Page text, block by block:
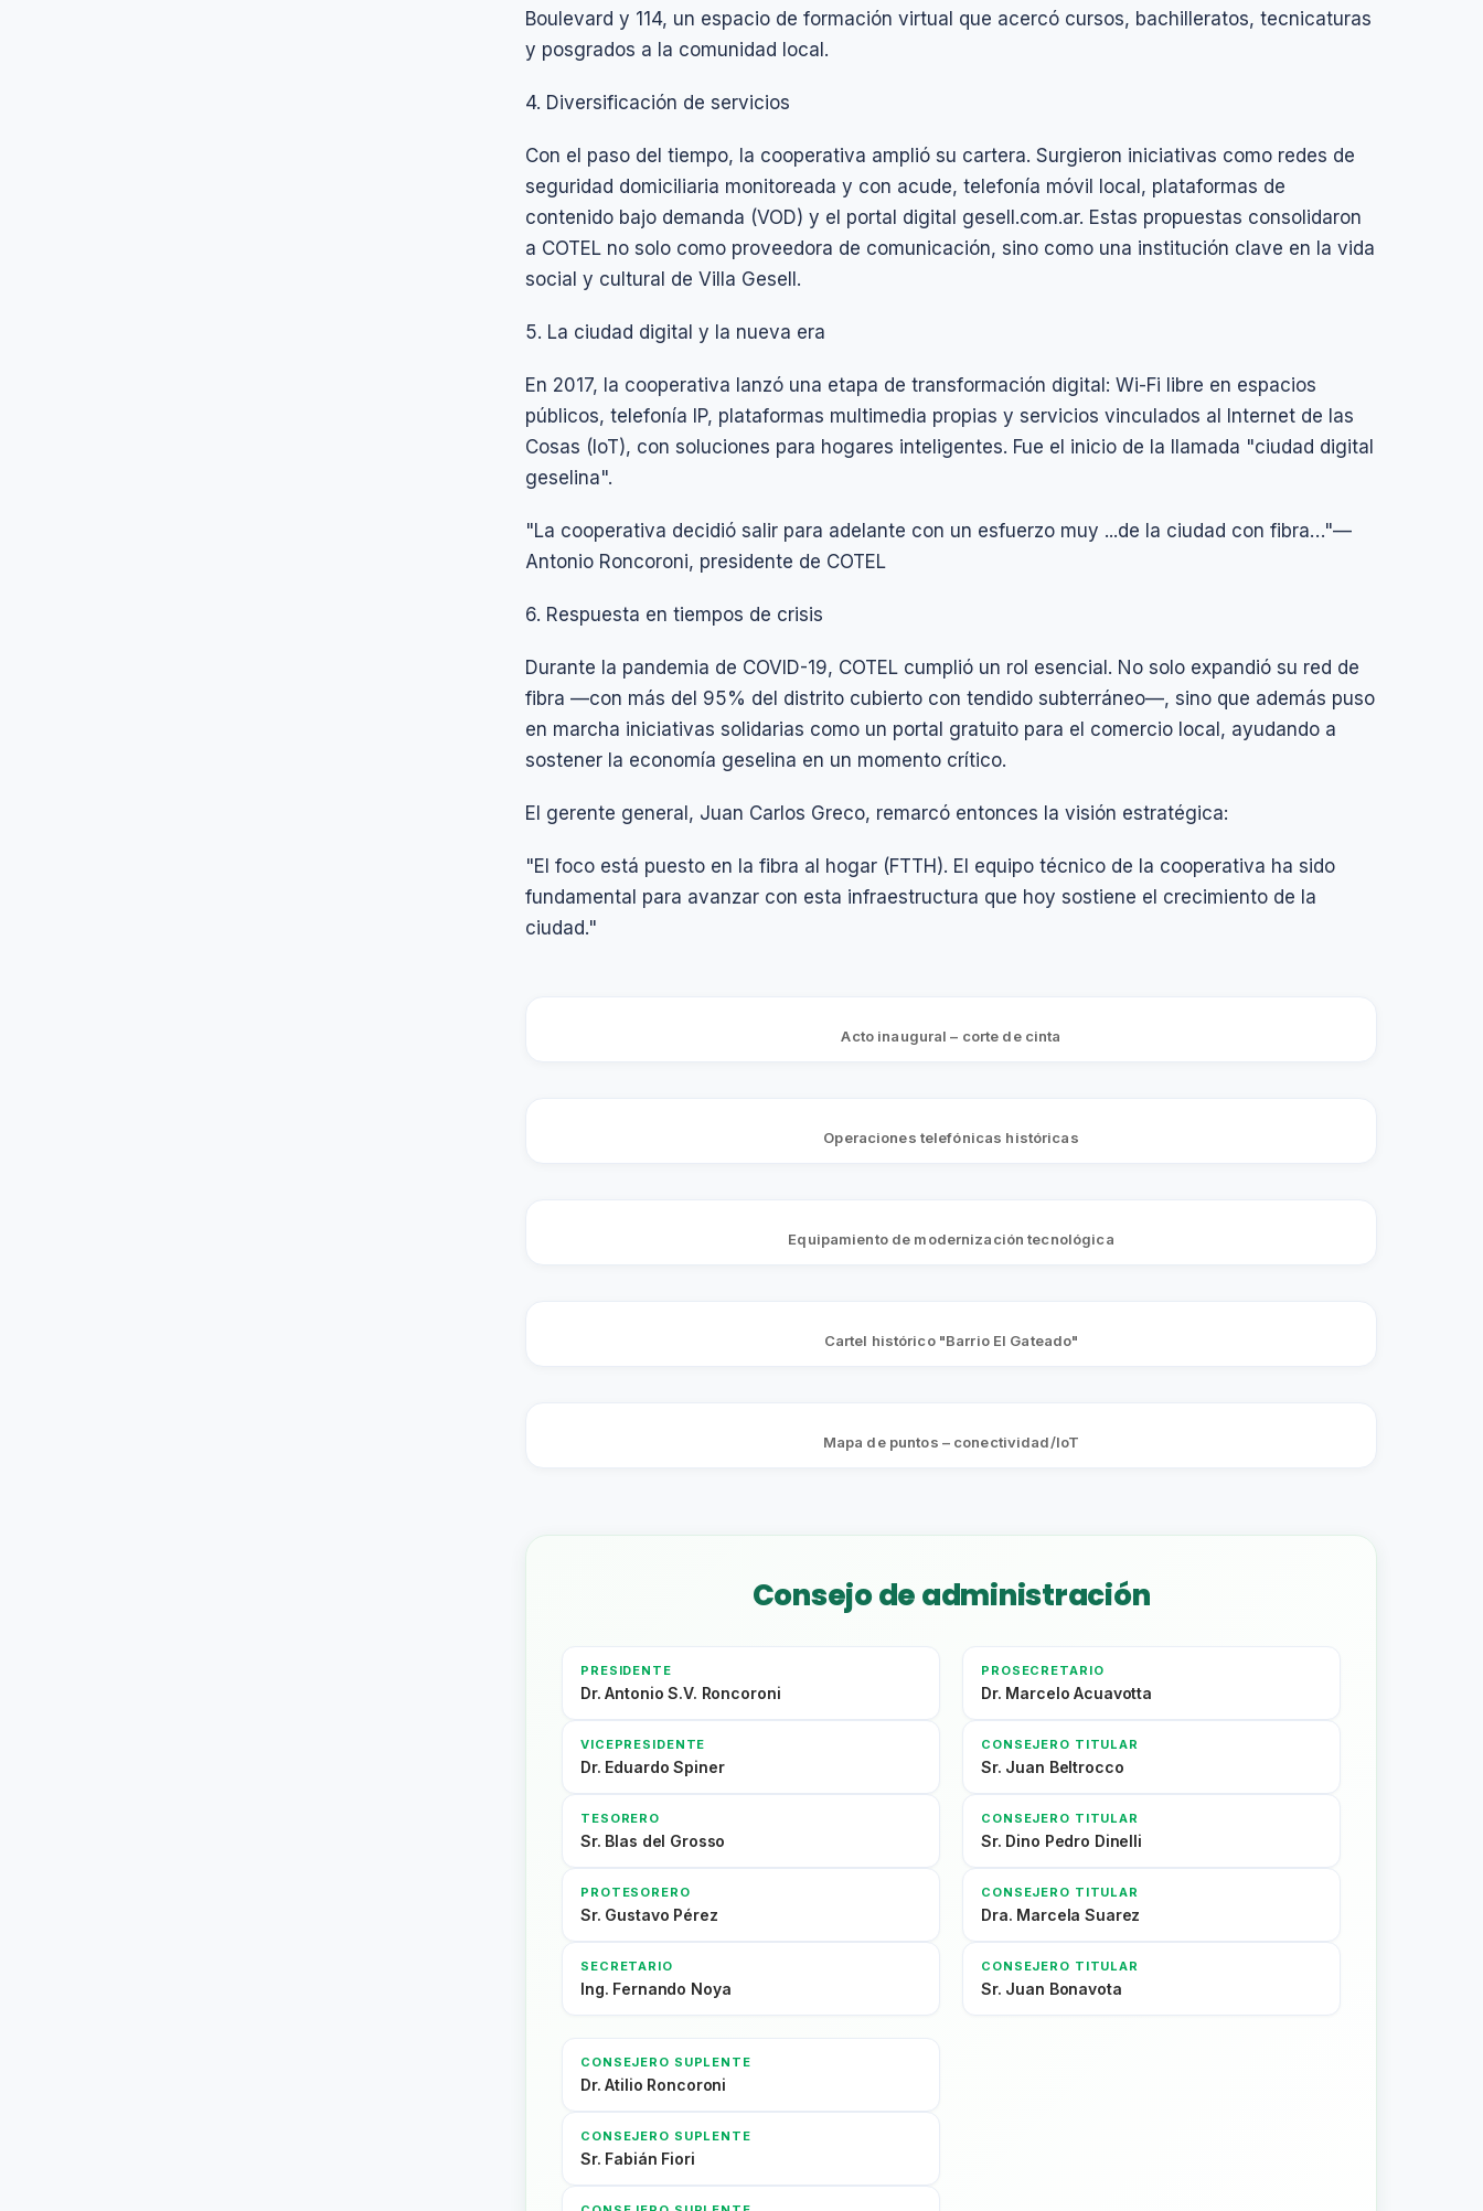
Boulevard y 114, un espacio de formación virtual que acercó cursos, bachilleratos, tecnicaturas
y posgrados a la comunidad local.
4. Diversificación de servicios
Con el paso del tiempo, la cooperativa amplió su cartera. Surgieron iniciativas como redes de
seguridad domiciliaria monitoreada y con acude, telefonía móvil local, plataformas de
contenido bajo demanda (VOD) y el portal digital gesell.com.ar. Estas propuestas consolidaron
a COTEL no solo como proveedora de comunicación, sino como una institución clave en la vida
social y cultural de Villa Gesell.
5. La ciudad digital y la nueva era
En 2017, la cooperativa lanzó una etapa de transformación digital: Wi-Fi libre en espacios
públicos, telefonía IP, plataformas multimedia propias y servicios vinculados al Internet de las
Cosas (IoT), con soluciones para hogares inteligentes. Fue el inicio de la llamada "ciudad digital
geselina".
"La cooperativa decidió salir para adelante con un esfuerzo muy ...de la ciudad con fibra…"—
Antonio Roncoroni, presidente de COTEL
6. Respuesta en tiempos de crisis
Durante la pandemia de COVID-19, COTEL cumplió un rol esencial. No solo expandió su red de
fibra —con más del 95% del distrito cubierto con tendido subterráneo—, sino que además puso
en marcha iniciativas solidarias como un portal gratuito para el comercio local, ayudando a
sostener la economía geselina en un momento crítico.
El gerente general, Juan Carlos Greco, remarcó entonces la visión estratégica:
"El foco está puesto en la fibra al hogar (FTTH). El equipo técnico de la cooperativa ha sido
fundamental para avanzar con esta infraestructura que hoy sostiene el crecimiento de la
ciudad."
Acto inaugural – corte de cinta
Operaciones telefónicas históricas
Equipamiento de modernización tecnológica
Cartel histórico "Barrio El Gateado"
Mapa de puntos – conectividad/IoT
Consejo de administración
PRESIDENTE
Dr. Antonio S.V. Roncoroni
VICEPRESIDENTE
Dr. Eduardo Spiner
TESORERO
Sr. Blas del Grosso
PROTESORERO
Sr. Gustavo Pérez
SECRETARIO
Ing. Fernando Noya
PROSECRETARIO
Dr. Marcelo Acuavotta
CONSEJERO TITULAR
Sr. Juan Beltrocco
CONSEJERO TITULAR
Sr. Dino Pedro Dinelli
CONSEJERO TITULAR
Dra. Marcela Suarez
CONSEJERO TITULAR
Sr. Juan Bonavota
CONSEJERO SUPLENTE
Dr. Atilio Roncoroni
CONSEJERO SUPLENTE
Sr. Fabián Fiori